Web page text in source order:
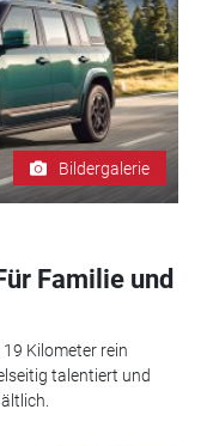
Bildergalerie
Familie und
Kilometer rein
talentiert und